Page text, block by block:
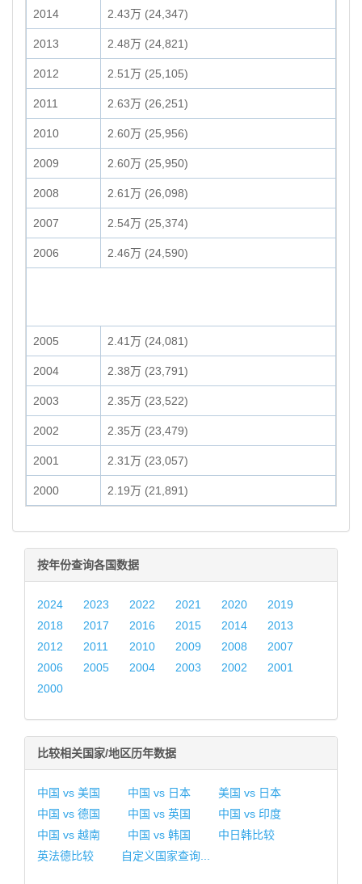
2014 2.43万 (24,347)
2013 2.48万 (24,821)
2012 2.51万 (25,105)
2011 2.63万 (26,251)
2010 2.60万 (25,956)
2009 2.60万 (25,950)
2008 2.61万 (26,098)
2007 2.54万 (25,374)
2006 2.46万 (24,590)
2005 2.41万 (24,081)
2004 2.38万 (23,791)
2003 2.35万 (23,522)
2002 2.35万 (23,479)
2001 2.31万 (23,057)
2000 2.19万 (21,891)
按年份查询各国数据
2024 2023 2022 2021 2020
2019
2018
2017 2016 2015 2014
2013
2012
2011 2010 2009 2008
2007
2006
2005 2004 2003 2002
2001
2000
比较相关国家/地区历年数据
中国 vs 美国 中国 vs 日本
美国 vs 日本
中国 vs 德国
中国 vs 英国
中国 vs 印度
中国 vs 越南
中国 vs 韩国
中日韩比较
英法德比较
自定义国家查询...